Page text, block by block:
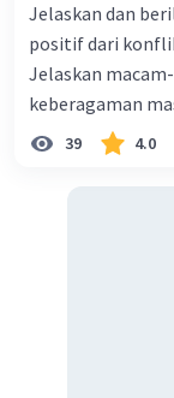
Jelaskan dan
positif dari
Jelaskan
keberagaman
Mengapa dalam
39 4.0